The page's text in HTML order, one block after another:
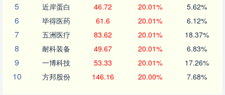
5 近岸蛋白 46.72 20.01% 5.62%
6 毕得医药 61.6 20.01% 6.12%
7 五洲医疗 83.62 20.01% 18.37%
8 耐科装备 49.67 20.01% 6.83%
9 一博科技 53.33 20.01% 17.26%
10 方邦股份 146.16 20.00% 7.68%